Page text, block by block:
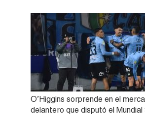
O’Higgins sorprende en el
delantero que disputó el Mundial